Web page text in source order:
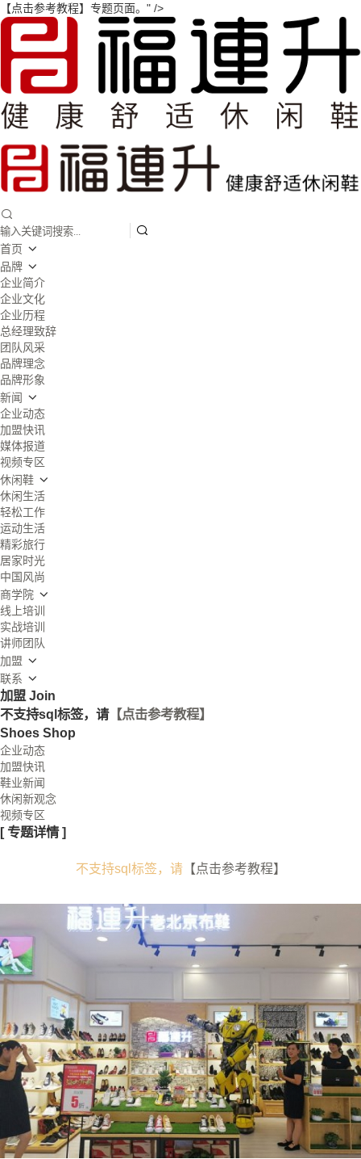
【点击参考教程】专题页面。" />
首页
品牌
企业简介
企业文化
企业历程
总经理致辞
团队风采
品牌理念
品牌形象
新闻
企业动态
加盟快讯
媒体报道
视频专区
休闲鞋
休闲生活
轻松工作
运动生活
精彩旅行
居家时光
中国风尚
商学院
线上培训
实战培训
讲师团队
加盟
联系
加盟 Join
不支持sql标签，请【点击参考教程】
Shoes Shop
企业动态
加盟快讯
鞋业新闻
休闲新观念
视频专区
[ 专题详情 ]
不支持sql标签，请【点击参考教程】